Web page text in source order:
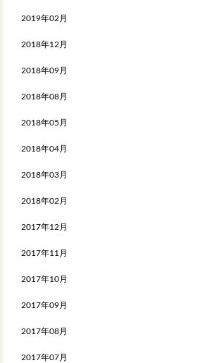
2019年02月
2018年12月
2018年09月
2018年08月
2018年05月
2018年04月
2018年03月
2018年02月
2017年12月
2017年11月
2017年10月
2017年09月
2017年08月
2017年07月